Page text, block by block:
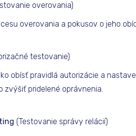
overovania)
overovania a pokusov o jeho
testovanie)
obísť pravidlá autorizácie a
zvýšiť pridelené oprávnenia.
(Testovanie správy relácií)